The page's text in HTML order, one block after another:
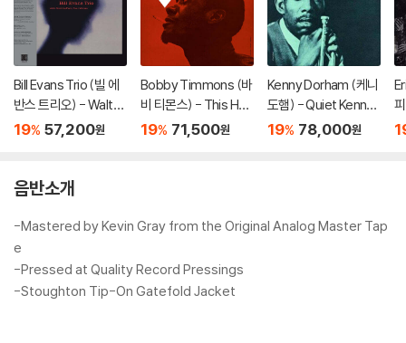
Bill Evans Trio (빌 에
반스 트리오) - Waltz
For Debby [LP]
19% 57,200원
Bobby Timmons (바
비 티몬스) - This Her
e Is Bobby Timmon
19% 71,500원
Kenny Dorham (케니
도햄) - Quiet Kenny
[LP]
19% 78,000원
음반소개
-Mastered by Kevin Gray from the Original Analog Master Tap
e
-Pressed at Quality Record Pressings
-Stoughton Tip-On Gatefold Jacket